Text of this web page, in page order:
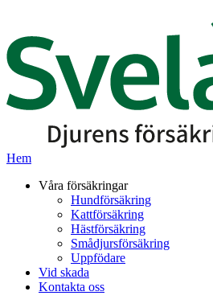
Hem
Våra försäkringar
Hundförsäkring
Kattförsäkring
Hästförsäkring
Smådjursförsäkring
Uppfödare
Vid skada
Kontakta oss